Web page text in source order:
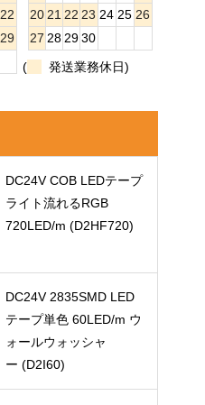
22
29
20 21 22 23 24 25 26
27 28 29 30
(
発送業務休日)
DC24V COB LEDテープ
ライト流れるRGB
720LED/m (D2HF720)
DC24V 2835SMD LED
テープ単色 60LED/m ウ
ォールウォッシャ
ー (D2I60)